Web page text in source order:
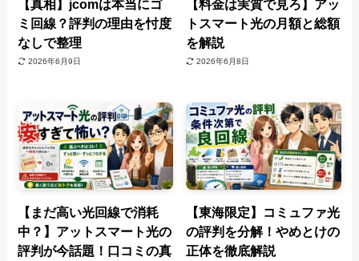
【真相】jcomは本当にゴ
ミ回線？評判の理由を忖度
なしで整理
2026年6月9日
【料金は実質で見ろ】アッ
トスマート光の月額と総額
を解説
2026年6月8日
【まだ高い光回線で消耗
中？】アットスマート光の
評判が今話題！口コミの真
【東海限定】コミュファ光
の評判を分解！やめとけの
正体を徹底解説